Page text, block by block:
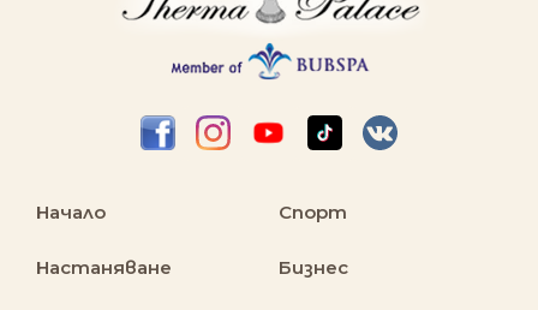
Начало
Настаняване
Спорт
Бизнес